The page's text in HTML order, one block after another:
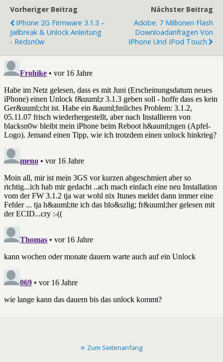
Vorheriger Beitrag
IPhone 2G Firmware 3.1.3 –
Jailbreak & Unlock Anleitung
- Redsn0w
Nächster Beitrag
Adobe: 7 Millionen Flash
Downloadanfragen Von
IPhone Und IPod Touch
Zum Seitenanfang